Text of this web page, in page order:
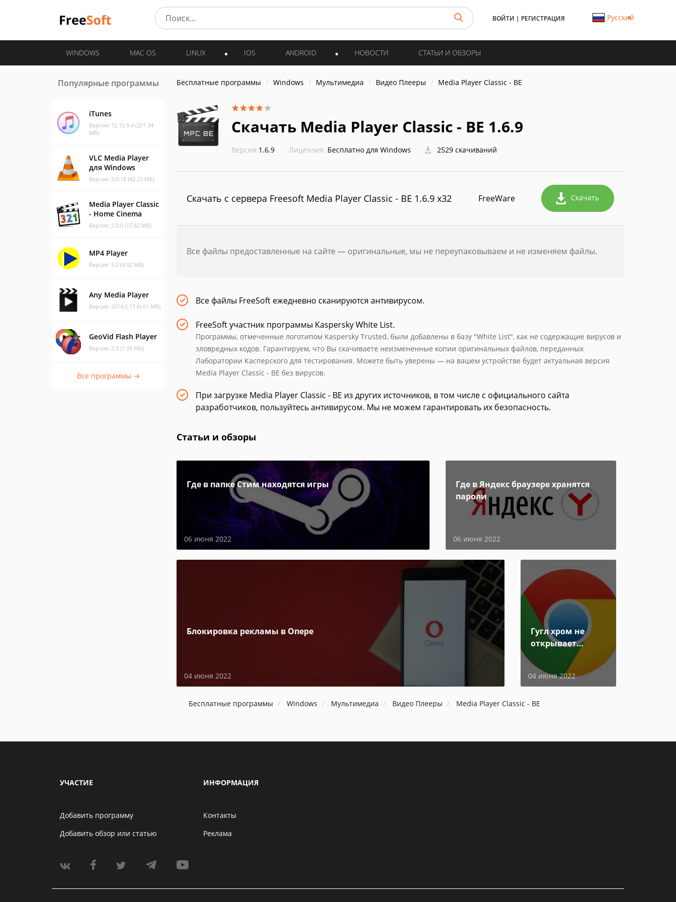
ВОЙТИ | РЕГИСТРАЦИЯ Русский
WINDOWS MAC OS LINUX IOS ANDROID НОВОСТИ СТАТЬИ И ОБЗОРЫ
Популярные программы
iTunes
Версия: 12.12.9.4 (201.34
МБ)
VLC Media Player
для Windows
Версия: 3.0.18 (42.23 МБ)
Media Player Classic
- Home Cinema
Версия: 2.0.0 (17.82 МБ)
MP4 Player
Версия: 5.2 (4.92 МБ)
Any Media Player
Версия: 2014.5.17 (6.61 МБ)
GeoVid Flash Player
Версия: 2.3 (1.09 МБ)
Все программы →
Бесплатные программы Windows Мультимедиа Видео Плееры Media Player Classic - BE
Скачать Media Player Classic - BE 1.6.9
Версия:1.6.9 Лицензия: Бесплатно для Windows 2529 скачиваний
Скачать с сервера Freesoft Media Player Classic - BE 1.6.9 x32 FreeWare Скачать
Все файлы предоставленные на сайте — оригинальные, мы не переупаковываем и не изменяем файлы.
Все файлы FreeSoft ежедневно сканируются антивирусом.
FreeSoft участник программы Kaspersky White List.
Программы, отмеченные логотипом Kaspersky Trusted, были добавлены в базу "White List", как не содержащие вирусов и
зловредных кодов. Гарантируем, что Вы скачиваете неизмененные копии оригинальных файлов, переданных
Лаборатории Касперского для тестирования. Можете быть уверены — на вашем устройстве будет актуальная версия
Media Player Classic - BE без вирусов.
При загрузке Media Player Classic - BE из других источников, в том числе с официального сайта
разработчиков, пользуйтесь антивирусом. Мы не можем гарантировать их безопасность.
Статьи и обзоры
Где в папке Стим находятся игры
06 июня 2022
Где в Яндекс браузере хранятся
пароли
06 июня 2022
Блокировка рекламы в Опере
04 июня 2022
Гугл хром не
открывает
04 июня 2022
Бесплатные программы Windows Мультимедиа Видео Плееры Media Player Classic - BE
УЧАСТИЕ
Добавить программу
Добавить обзор или статью
ИНФОРМАЦИЯ
Контакты
Реклама